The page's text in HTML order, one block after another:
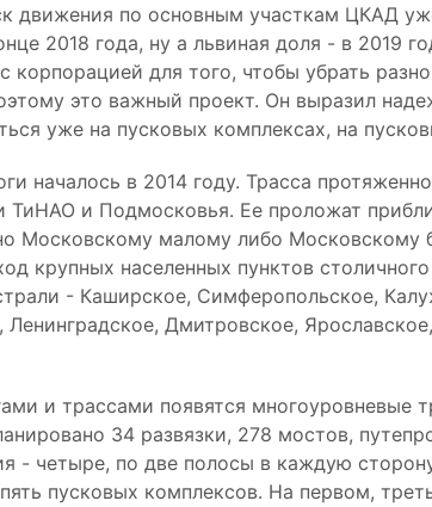
движения по основным участкам ЦКАД
2018 года, ну а львиная доля - в 2019
корпорацией для того, чтобы убрать
это важный проект. Он выразил
уже на пусковых комплексах, на
началось в 2014 году. Трасса
ТиНАО и Подмосковья. Ее проложат
Московскому малому либо Московскому
крупных населенных пунктов
- Каширское, Симферопольское,
Дмитровское, Ярославское,
и трассами появятся многоуровневые
34 развязки, 278 мостов,
- четыре, по две полосы в каждую
пусковых комплексов. На первом,